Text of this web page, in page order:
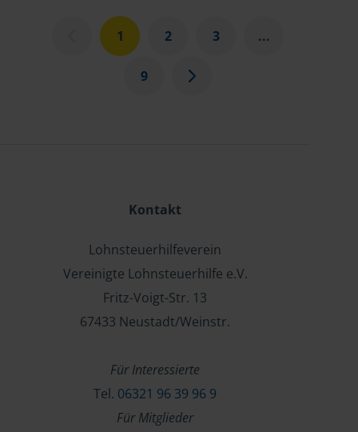
1 2 3 ...
9
Kontakt
Lohnsteuerhilfeverein
Vereinigte Lohnsteuerhilfe e.V.
Fritz-Voigt-Str. 13
67433 Neustadt/Weinstr.
Für Interessierte
Tel. 06321 96 39 96 9
Für Mitglieder